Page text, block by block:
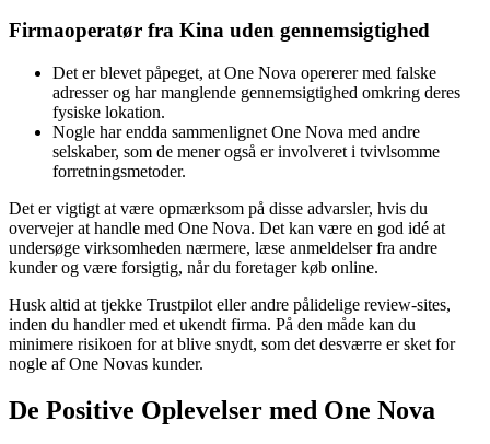
Firmaoperatør fra Kina uden gennemsigtighed
Det er blevet påpeget, at One Nova opererer med falske
adresser og har manglende gennemsigtighed omkring deres
fysiske lokation.
Nogle har endda sammenlignet One Nova med andre
selskaber, som de mener også er involveret i tvivlsomme
forretningsmetoder.
Det er vigtigt at være opmærksom på disse advarsler, hvis du
overvejer at handle med One Nova. Det kan være en god idé at
undersøge virksomheden nærmere, læse anmeldelser fra andre
kunder og være forsigtig, når du foretager køb online.
Husk altid at tjekke Trustpilot eller andre pålidelige review-sites,
inden du handler med et ukendt firma. På den måde kan du
minimere risikoen for at blive snydt, som det desværre er sket for
nogle af One Novas kunder.
De Positive Oplevelser med One Nova